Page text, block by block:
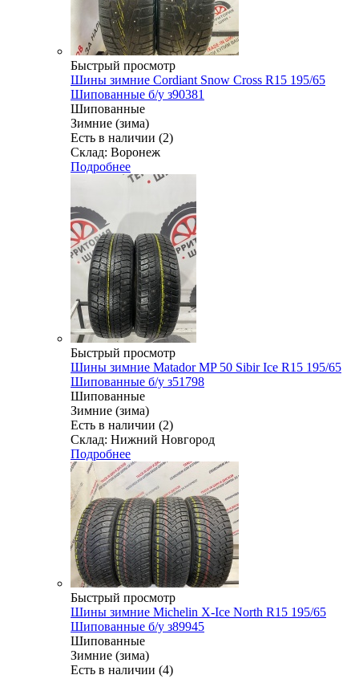
Быстрый просмотр
Шины зимние Cordiant Snow Cross R15 195/65
Шипованные б/у з90381
Шипованные
Зимние (зима)
Есть в наличии (2)
Склад: Воронеж
Подробнее
Быстрый просмотр
Шины зимние Matador MP 50 Sibir Ice R15 195/65
Шипованные б/у з51798
Шипованные
Зимние (зима)
Есть в наличии (2)
Склад: Нижний Новгород
Подробнее
Быстрый просмотр
Шины зимние Michelin X-Ice North R15 195/65
Шипованные б/у з89945
Шипованные
Зимние (зима)
Есть в наличии (4)